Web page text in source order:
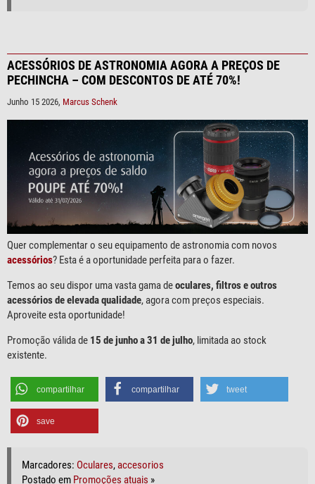
ACESSÓRIOS DE ASTRONOMIA AGORA A PREÇOS DE
PECHINCHA – COM DESCONTOS DE ATÉ 70%!
Junho 15 2026, Marcus Schenk
Quer complementar o seu equipamento de astronomia com novos
acessórios? Esta é a oportunidade perfeita para o fazer.
Temos ao seu dispor uma vasta gama deoculares, filtros e outros
acessórios de elevada qualidade, agora com preços especiais.
Aproveite esta oportunidade!
Promoção válida de 15 de junho a 31 de julho, limitada ao stock
existente.
compartilhar compartilhar tweet
save
Marcadores: Oculares,accesorios
Postado em Promoções atuais »